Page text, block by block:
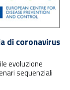
di coronavirus
evoluzione
sequenziali